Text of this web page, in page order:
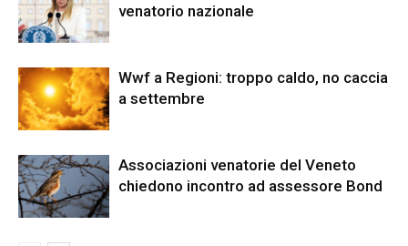
venatorio nazionale
Wwf a Regioni: troppo caldo, no caccia
a settembre
Associazioni venatorie del Veneto
chiedono incontro ad assessore Bond